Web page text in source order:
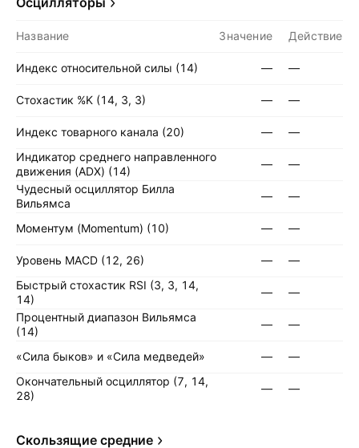
Название Значение Действие
Индекс относительной силы (14) — —
Стохастик %K (14, 3, 3) — —
Индекс товарного канала (20) —
—
Индикатор среднего направленного
движения (ADX) (14)
—
—
Чудесный осциллятор Билла
Вильямса
— —
Моментум (Momentum) (10) — —
Уровень MACD (12, 26) —
—
Быстрый стохастик RSI (3, 3, 14,
14)
—
—
Процентный диапазон Вильямса
(14)
— —
«Сила быков» и «Сила медведей» —
—
Окончательный осциллятор (7, 14,
28)
— —
Скользящие средние